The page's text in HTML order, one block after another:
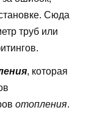
Сюда
труб или
, которая
отопления.